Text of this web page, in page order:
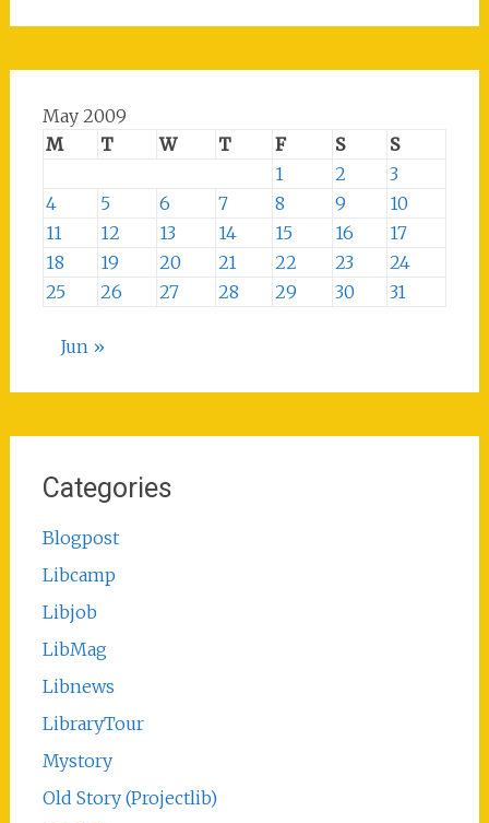
May 2009
M
T W T F S
S
1
2
3
4
5 6 7 8 9
10
11
12 13 14 15 16
17
18
19 20 21 22 23
24
25
26 27 28 29 30 31
Jun »
Categories
Blogpost
Libcamp
Libjob
LibMag
Libnews
LibraryTour
Mystory
Old Story (Projectlib)